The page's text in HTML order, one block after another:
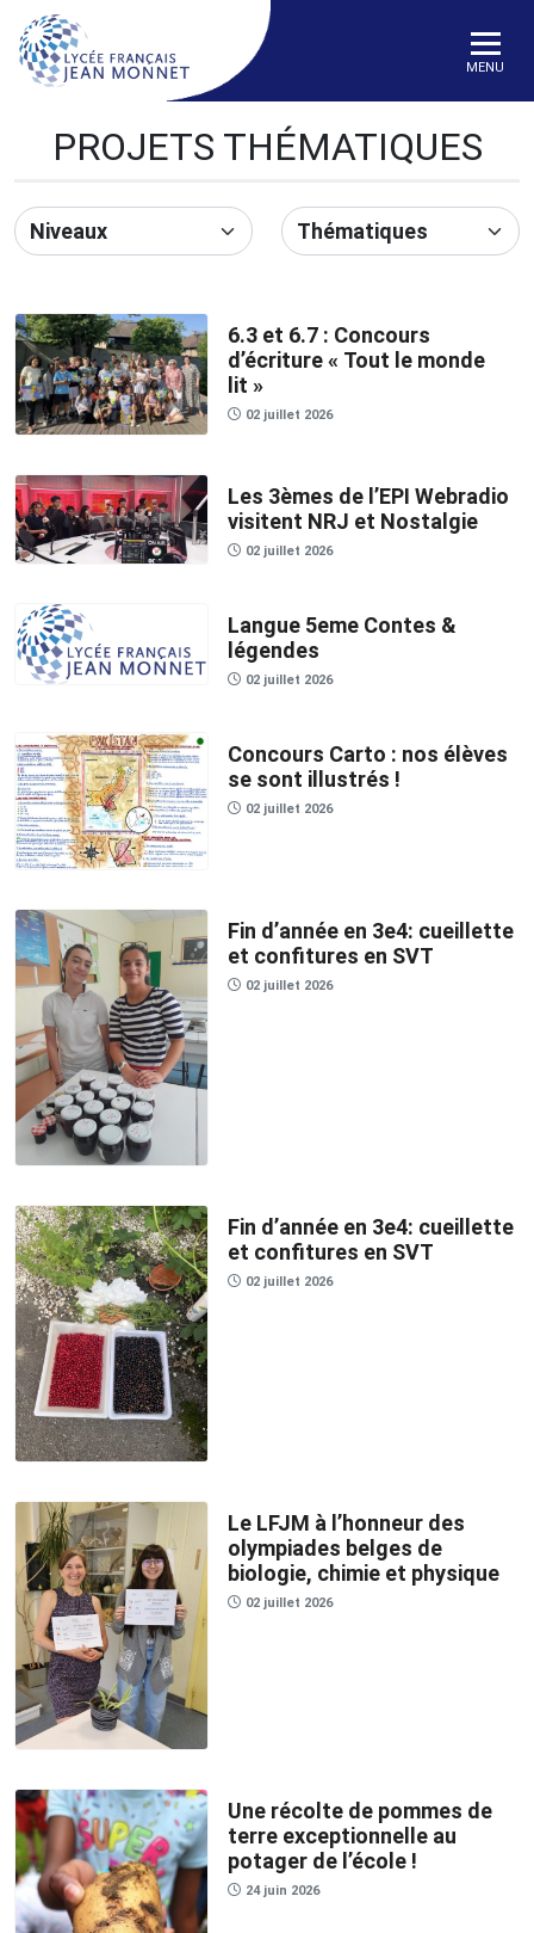
MENU
PROJETS THÉMATIQUES
6.3 et 6.7 : Concours
d’écriture « Tout le monde
lit »
02 juillet 2026
Les 3èmes de l’EPI Webradio
visitent NRJ et Nostalgie
02 juillet 2026
Langue 5eme Contes &
légendes
02 juillet 2026
Concours Carto : nos élèves
se sont illustrés !
02 juillet 2026
Fin d’année en 3e4: cueillette
et confitures en SVT
02 juillet 2026
Fin d’année en 3e4: cueillette
et confitures en SVT
02 juillet 2026
Le LFJM à l’honneur des
olympiades belges de
biologie, chimie et physique
02 juillet 2026
Une récolte de pommes de
terre exceptionnelle au
potager de l’école !
24 juin 2026